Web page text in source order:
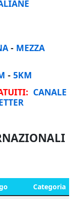
- MEZZA
- 5KM
CANALE
Categoria